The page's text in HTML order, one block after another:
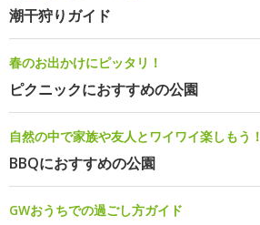
潮干狩りガイド
春のお出かけにピッタリ！
ピクニックにおすすめの公園
自然の中で家族や友人とワイワイ楽しもう！
BBQにおすすめの公園
GWおうちでの過ごし方ガイド